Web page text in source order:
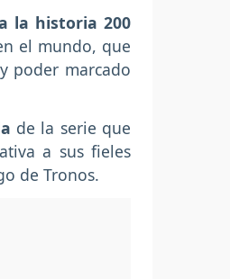
la historia 200
el mundo, que
poder marcado
de la serie que
a sus fieles
de Tronos.